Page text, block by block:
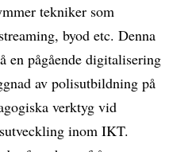
tekniker som
byod etc. Denna
en pågående digitalisering
av polisutbildning på
verktyg vid
inom IKT.